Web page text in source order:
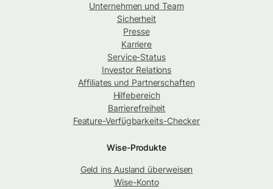
Unternehmen und Team
Sicherheit
Presse
Karriere
Service-Status
Investor Relations
Affiliates und Partnerschaften
Hilfebereich
Barrierefreiheit
Feature-Verfügbarkeits-Checker
Wise-Produkte
Geld ins Ausland überweisen
Wise-Konto